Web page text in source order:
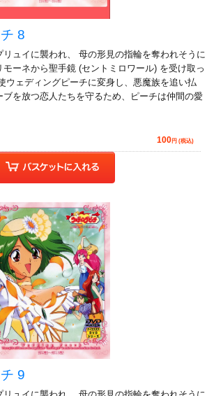
8
ュイに襲われ、 母の形見の指輪を奪われそうに
ーネから聖手鏡 (セントミロワール) を受け取っ
ウェディングピーチに変身し、悪魔族を追い払
ブを放つ恋人たちを守るため、ピーチは仲間の愛
100円 (税込)
9